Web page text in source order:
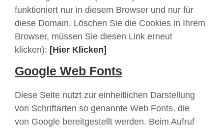
funktioniert nur in diesem Browser und nur für
diese Domain. Löschen Sie die Cookies in Ihrem
Browser, müssen Sie diesen Link erneut
klicken): [Hier Klicken]
Google Web Fonts
Diese Seite nutzt zur einheitlichen Darstellung
von Schriftarten so genannte Web Fonts, die
von Google bereitgestellt werden. Beim Aufruf